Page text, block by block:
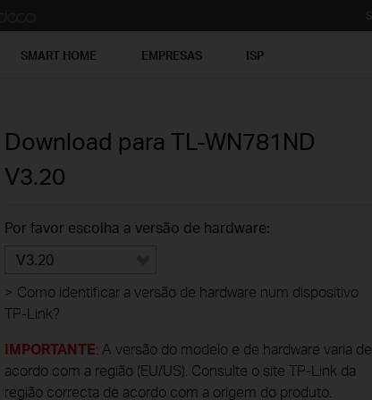
SMART HOME EMPRESAS ISP
Download para TL-WN781ND
V3.20
Por favor escolha a versão de hardware:
V3.20
> Como identificar a versão de hardware num dispositivo
TP-Link?
IMPORTANTE: A versão do modelo e de hardware varia de
acordo com a região (EU/US). Consulte o site TP-Link da
região correcta de acordo com a origem do produto.